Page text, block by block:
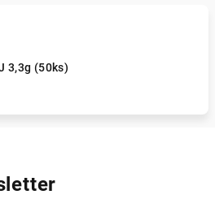
3,3g (50ks)